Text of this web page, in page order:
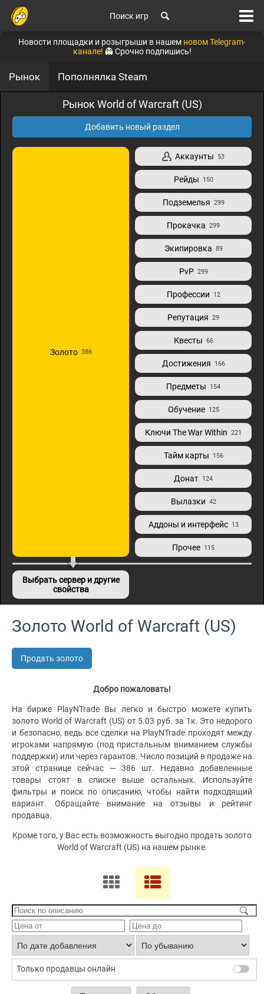
Поиск игр
Новости площадки и розыгрыши в нашем новом Telegram-
канале! 👻 Срочно подпишись!
Рынок Пополнялка Steam
Рынок World of Warcraft (US)
Добавить новый раздел
Золото 386
Аккаунты 53
Рейды 150
Подземелья 299
Прокачка 299
Экипировка 89
PvP 299
Профессии 12
Репутация 29
Квесты 66
Достижения 166
Предметы 154
Обучение 125
Ключи The War Within 221
Тайм карты 156
Донат 124
Вылазки 42
Аддоны и интерфейс 13
Прочее 115
Выбрать сервер и другие
свойства
Золото World of Warcraft (US)
Продать золото
Добро пожаловать!
На бирже PlayNTrade Вы легко и быстро можете купить
золото World of Warcraft (US) от 5.03 руб. за 1к. Это недорого
и безопасно, ведь все сделки на PlayNTrade проходят между
игроками напрямую (под пристальным вниманием службы
поддержки) или через гарантов. Число позиций в продаже на
этой странице сейчас — 386 шт. Недавно добавленные
товары стоят в списке выше остальных. Используйте
фильтры и поиск по описанию, чтобы найти подходящий
вариант. Обращайте внимание на отзывы и рейтинг
продавца.
Кроме того, у Вас есть возможность выгодно продать золото
World of Warcraft (US) на нашем рынке.
Только продавцы онлайн